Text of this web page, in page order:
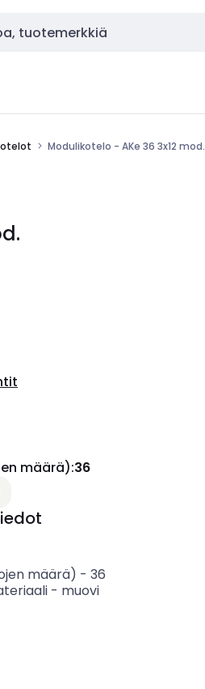
Modulikotelo - AKe 36 3x12 mod.
määrä):36
vaihtoehdot
olevat vaihtoehdot
olevat vaihtoehdot
määrä) - 36
- muovi